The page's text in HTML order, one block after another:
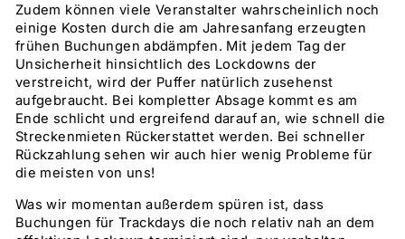
Zudem können viele Veranstalter wahrscheinlich noch
einige Kosten durch die am Jahresanfang erzeugten
frühen Buchungen abdämpfen. Mit jedem Tag der
Unsicherheit hinsichtlich des Lockdowns der
verstreicht, wird der Puffer natürlich zusehenst
aufgebraucht. Bei kompletter Absage kommt es am
Ende schlicht und ergreifend darauf an, wie schnell die
Streckenmieten Rückerstattet werden. Bei schneller
Rückzahlung sehen wir auch hier wenig Probleme für
die meisten von uns!
Was wir momentan außerdem spüren ist, dass
Buchungen für Trackdays die noch relativ nah an dem